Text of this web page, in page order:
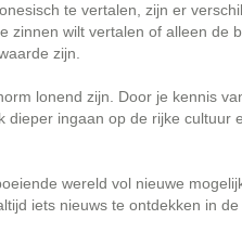
te vertalen, zijn er
wilt vertalen of alleen de
zijn.
lonend zijn. Door je kennis
ingaan op de rijke cultuur
wereld vol nieuwe
iets nieuws te ontdekken in